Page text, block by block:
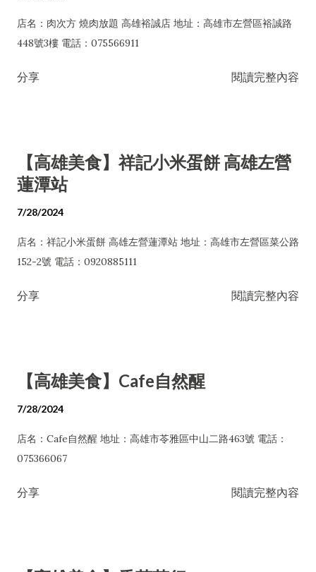
店名：肉次方 燒肉放題 高雄裕誠店 地址：高雄市左營區裕誠路
448號3樓 電話：075566911
分享 閱讀完整內容
【高雄美食】祥記小米蛋餅 高雄左營
蓮潭站
7/28/2024
店名：祥記小米蛋餅 高雄左營蓮潭站 地址：高雄市左營區菜公路
152-2號 電話：0920885111
分享 閱讀完整內容
【高雄美食】Cafe自然醒
7/28/2024
店名：Cafe自然醒 地址：高雄市苓雅區中山二路463號 電話：
075366067
分享 閱讀完整內容